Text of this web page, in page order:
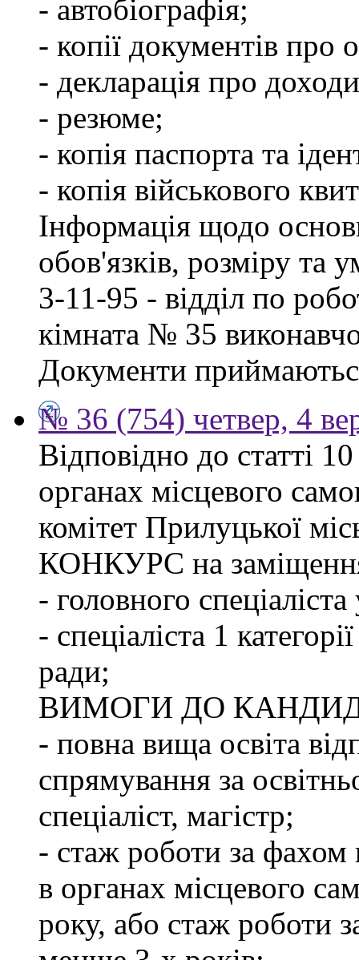
- автобіографія;
- копії документів про
- декларація про
- резюме;
- копія паспорта та
- копія військового
Інформація щодо
обов'язків, розміру та
3-11-95 - відділ по
кімната № 35
Документи
№ 36 (754) четвер, 4
Відповідно до статті
органах місцевого
комітет Прилуцької
КОНКУРС на
- головного
- спеціаліста 1
ради;
ВИМОГИ ДО
- повна вища освіта
спрямування за
спеціаліст, магістр;
- стаж роботи за фахом
в органах місцевого
року, або стаж роботи